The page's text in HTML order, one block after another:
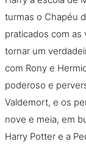
turmas o Chapéu
praticados com as
tornar um
com Rony e
poderoso e
Valdemort, e os
nove e meia, em
Harry Potter e a